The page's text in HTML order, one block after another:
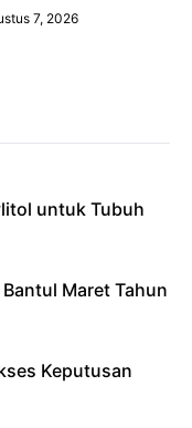
7, 2026
untuk Tubuh
Maret Tahun
Keputusan